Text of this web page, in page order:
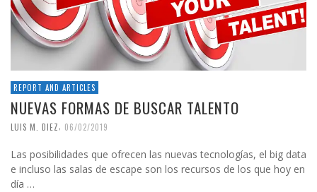
REPORT AND ARTICLES
NUEVAS FORMAS DE BUSCAR TALENTO
LUIS M. DIEZ, 06/02/2019
Las posibilidades que ofrecen las nuevas tecnologías, el big data
e incluso las salas de escape son los recursos de los que hoy en
día …